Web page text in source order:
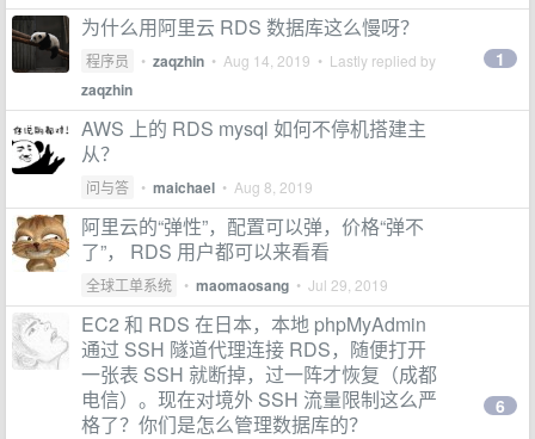
为什么用阿里云 RDS 数据库这么慢呀？
程序员 • zaqzhin • Aug 14, 2019 • Lastly replied by
zaqzhin
1
AWS 上的 RDS mysql 如何不停机搭建主
从？
问与答 • maichael • Aug 8, 2019
阿里云的“弹性”，配置可以弹，价格“弹不
了”， RDS 用户都可以来看看
全球工单系统 • maomaosang • Jul 29, 2019
EC2 和 RDS 在日本，本地 phpMyAdmin
通过 SSH 隧道代理连接 RDS，随便打开
一张表 SSH 就断掉，过一阵才恢复（成都
电信）。现在对境外 SSH 流量限制这么严
格了？你们是怎么管理数据库的？
6